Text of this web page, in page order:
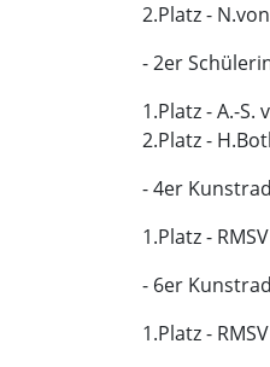
2.Platz -
- 2er
1.Platz - A.-
2.Platz -
- 4er
1.Platz -
- 6er
1.Platz -